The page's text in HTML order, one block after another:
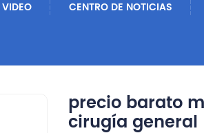
VIDEO CENTRO DE NOTICIAS
precio barato
cirugía general